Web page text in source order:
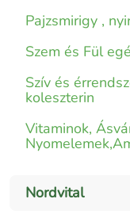
Pajzsmirigy ,
Szem és Fül
Szív és
koleszterin
Vitaminok,
Nordvital